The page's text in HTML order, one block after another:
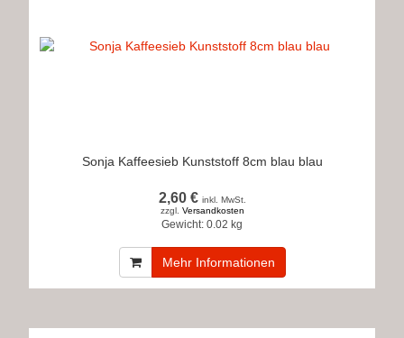
Sonja Kaffeesieb Kunststoff 8cm blau blau
2,60 € inkl. MwSt.
zzgl. Versandkosten
Gewicht: 0.02 kg
Mehr Informationen